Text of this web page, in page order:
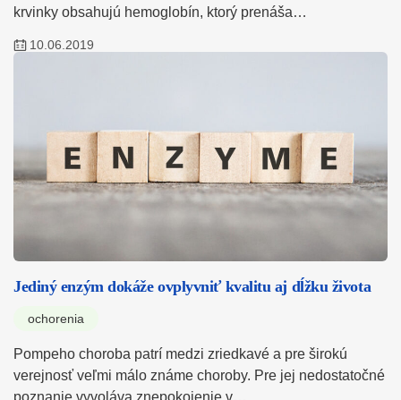
krvinky obsahujú hemoglobín, ktorý prenáša…
10.06.2019
Jediný enzým dokáže ovplyvniť kvalitu aj dĺžku života
ochorenia
Pompeho choroba patrí medzi zriedkavé a pre širokú
verejnosť veľmi málo známe choroby. Pre jej nedostatočné